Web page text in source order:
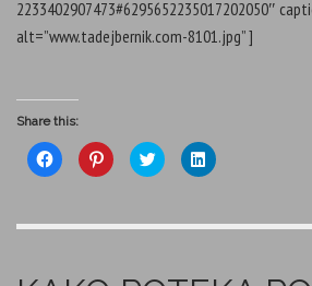
2233402907473#6295652235017202050″
alt=”www.tadejbernik.com-8101.jpg” ]
Share this:
C
l
t
o
C
l
t
o
C
l
t
o
C
l
t
o